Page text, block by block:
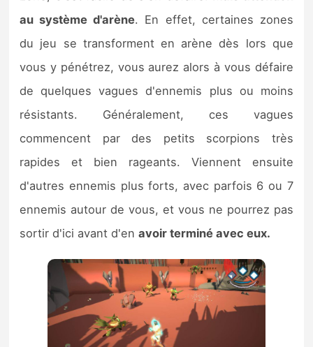
au système d'arène. En effet, certaines zones
du jeu se transforment en arène dès lors que
vous y pénétrez, vous aurez alors à vous défaire
de quelques vagues d'ennemis plus ou moins
résistants. Généralement, ces vagues
commencent par des petits scorpions très
rapides et bien rageants. Viennent ensuite
d'autres ennemis plus forts, avec parfois 6 ou 7
ennemis autour de vous, et vous ne pourrez pas
sortir d'ici avant d'enavoir terminé avec eux.